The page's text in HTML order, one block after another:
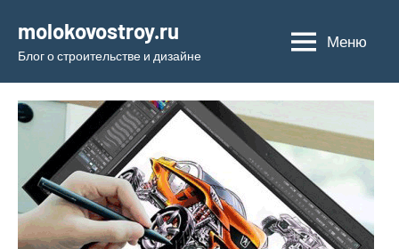
содержимому
molokovostroy.ru
Блог о строительстве и дизайне
Меню